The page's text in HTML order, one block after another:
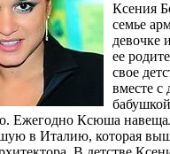
Ксения
семье
девочке
ее
свое
вместе с
Ежегодно Ксюша
в Италию, которая